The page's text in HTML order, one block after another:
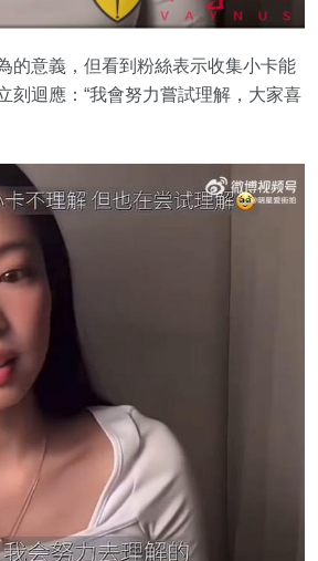
的意義，但看到粉絲表示收集小卡能
刻迴應：“我會努力嘗試理解，大家喜